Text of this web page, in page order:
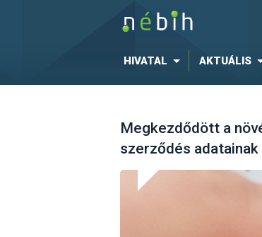
HIVATAL AKTUÁLIS
Megkezdődött a
szerződés